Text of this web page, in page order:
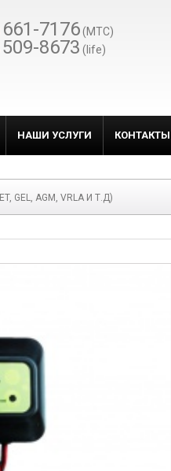
661-7176(МТС)
509-8673 (life)
НАШИ УСЛУГИ КОНТАКТЫ
GEL, AGM, VRLA И Т.Д)